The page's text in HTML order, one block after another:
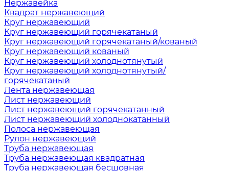
Нержавейка
Квадрат нержавеющий
Круг нержавеющий
Круг нержавеющий горячекатаный
Круг нержавеющий горячекатаный/кованый
Круг нержавеющий кованый
Круг нержавеющий холоднотянутый
Круг нержавеющий холоднотянутый/
горячекатаный
Лента нержавеющая
Лист нержавеющий
Лист нержавеющий горячекатанный
Лист нержавеющий холоднокатанный
Полоса нержавеющая
Рулон нержавеющий
Труба нержавеющая
Труба нержавеющая квадратная
Труба нержавеющая бесшовная